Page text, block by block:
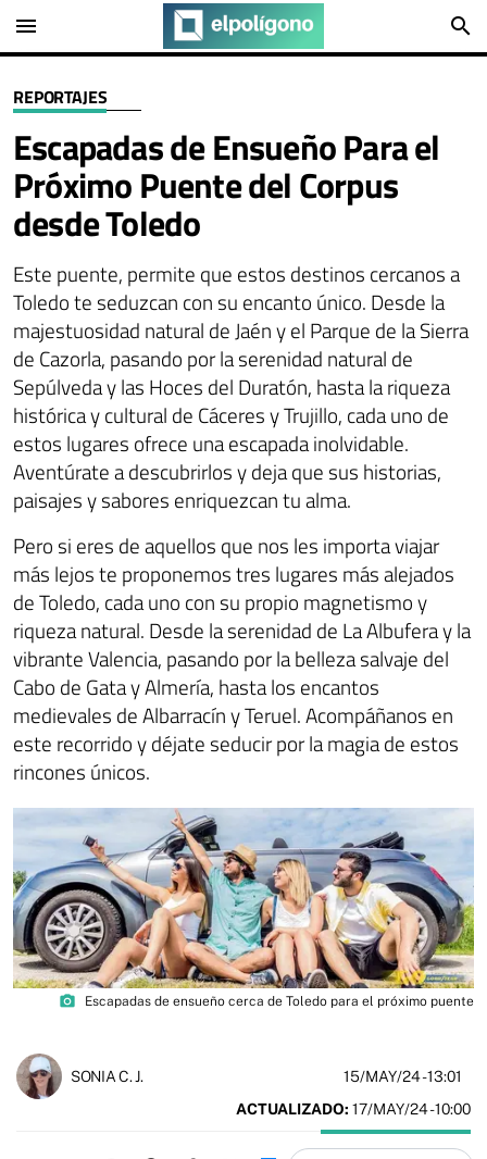
menu search
REPORTAJES
Escapadas de Ensueño Para el
Próximo Puente del Corpus
desde Toledo
Este puente, permite que estos destinos cercanos a
Toledo te seduzcan con su encanto único. Desde la
majestuosidad natural de Jaén y el Parque de la Sierra
de Cazorla, pasando por la serenidad natural de
Sepúlveda y las Hoces del Duratón, hasta la riqueza
histórica y cultural de Cáceres y Trujillo, cada uno de
estos lugares ofrece una escapada inolvidable.
Aventúrate a descubrirlos y deja que sus historias,
paisajes y sabores enriquezcan tu alma.
Pero si eres de aquellos que nos les importa viajar
más lejos te proponemos tres lugares más alejados
de Toledo, cada uno con su propio magnetismo y
riqueza natural. Desde la serenidad de La Albufera y la
vibrante Valencia, pasando por la belleza salvaje del
Cabo de Gata y Almería, hasta los encantos
medievales de Albarracín y Teruel. Acompáñanos en
este recorrido y déjate seducir por la magia de estos
rincones únicos.
photo_camera Escapadas de ensueño cerca de Toledo para el próximo puente
SONIA C. J. 15/MAY/24- 13:01
ACTUALIZADO: 17/MAY/24 - 10:00